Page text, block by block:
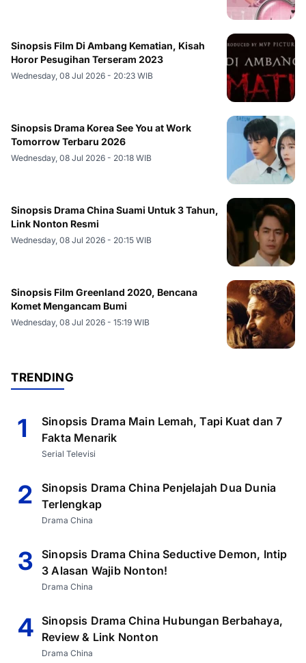
Sinopsis Film Di Ambang Kematian, Kisah
Horor Pesugihan Terseram 2023
Wednesday, 08 Jul 2026 - 20:23 WIB
Sinopsis Drama Korea See You at Work
Tomorrow Terbaru 2026
Wednesday, 08 Jul 2026 - 20:18 WIB
Sinopsis Drama China Suami Untuk 3 Tahun,
Link Nonton Resmi
Wednesday, 08 Jul 2026 - 20:15 WIB
Sinopsis Film Greenland 2020, Bencana
Komet Mengancam Bumi
Wednesday, 08 Jul 2026 - 15:19 WIB
TRENDING
1
Sinopsis Drama Main Lemah, Tapi Kuat dan 7
Fakta Menarik
Serial Televisi
2
Sinopsis Drama China Penjelajah Dua Dunia
Terlengkap
Drama China
3
Sinopsis Drama China Seductive Demon, Intip
3 Alasan Wajib Nonton!
Drama China
4 Sinopsis Drama China Hubungan Berbahaya,
Review & Link Nonton
Drama China